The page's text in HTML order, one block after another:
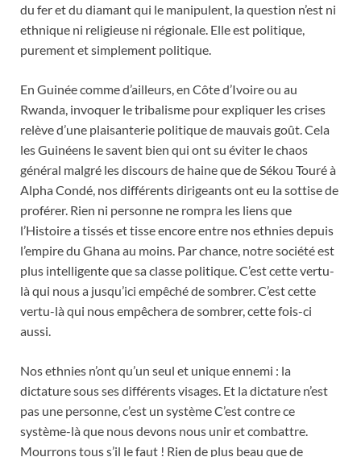
du fer et du diamant qui le manipulent, la question n’est ni
ethnique ni religieuse ni régionale. Elle est politique,
purement et simplement politique.
En Guinée comme d’ailleurs, en Côte d’Ivoire ou au
Rwanda, invoquer le tribalisme pour expliquer les crises
relève d’une plaisanterie politique de mauvais goût. Cela
les Guinéens le savent bien qui ont su éviter le chaos
général malgré les discours de haine que de Sékou Touré à
Alpha Condé, nos différents dirigeants ont eu la sottise de
proférer. Rien ni personne ne rompra les liens que
l’Histoire a tissés et tisse encore entre nos ethnies depuis
l’empire du Ghana au moins. Par chance, notre société est
plus intelligente que sa classe politique. C’est cette vertu-
là qui nous a jusqu’ici empêché de sombrer. C’est cette
vertu-là qui nous empêchera de sombrer, cette fois-ci
aussi.
Nos ethnies n’ont qu’un seul et unique ennemi : la
dictature sous ses différents visages. Et la dictature n’est
pas une personne, c’est un système C’est contre ce
système-là que nous devons nous unir et combattre.
Mourrons tous s’il le faut ! Rien de plus beau que de